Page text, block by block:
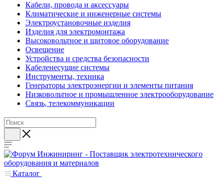
Кабели, провода и аксессуары
Климатические и инженерные системы
Электроустановочные изделия
Изделия для электромонтажа
Высоковольтное и щитовое оборудование
Освещение
Устройства и средства безопасности
Кабеленесущие системы
Инструменты, техника
Генераторы электроэнергии и элементы питания
Низковольтное и промышленное электрооборудование
Связь, телекоммуникации
Каталог